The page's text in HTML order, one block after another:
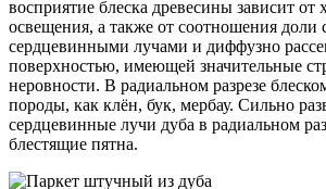
восприятие блеска древесины зависит от
освещения, а также от соотношения доли
сердцевинными лучами и диффузно
поверхностью, имеющей значительные
неровности. В радиальном разрезе
породы, как клён, бук, мербау. Сильно
сердцевинные лучи дуба в радиальном
блестящие пятна.